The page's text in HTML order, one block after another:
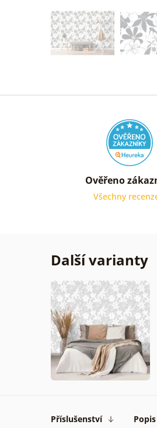
Ověřeno
Všechny
Další varianty
Příslušenství